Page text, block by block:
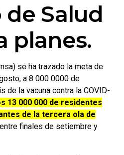
Salud
planes.
se ha trazado la meta de
a 8 000 0000 de
de la vacuna contra la COVID-
13 000 000 de residentes
de la tercera ola de
finales de setiembre y